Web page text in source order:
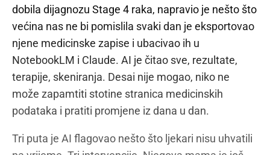
dobila dijagnozu Stage 4 raka, napravio je nešto što
većina nas ne bi pomislila svaki dan je eksportovao
njene medicinske zapise i ubacivao ih u
NotebookLM i Claude. AI je čitao sve, rezultate,
terapije, skeniranja. Desai nije mogao, niko ne
može zapamtiti stotine stranica medicinskih
podataka i pratiti promjene iz dana u dan.
Tri puta je AI flagovao nešto što ljekari nisu uhvatili